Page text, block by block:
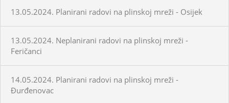
13.05.2024. Planirani radovi na plinskoj mreži - Osijek
13.05.2024. Neplanirani radovi na plinskoj mreži -
Feričanci
14.05.2024. Planirani radovi na plinskoj mreži -
Đurđenovac